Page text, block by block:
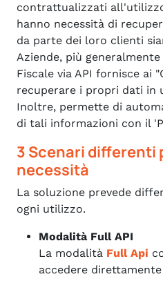
contrattualizzati
hanno necessità di
da parte dei loro clienti
Aziende, più
Fiscale via API fornisce ai
recuperare i propri dati in
Inoltre, permette di
di tali informazioni con il
3 Scenari differenti
necessità
La soluzione prevede
ogni utilizzo.
Modalità Full API
La modalità Full Api
accedere